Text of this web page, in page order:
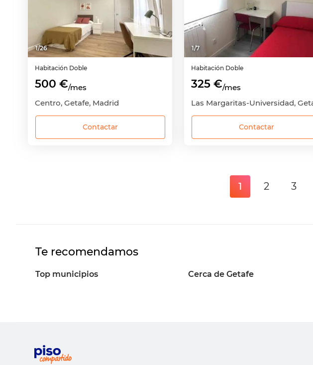
1/26
Habitación Doble
500 €/mes
Centro, Getafe, Madrid
Contactar
1/7
Habitación Doble
325 €/mes
Contactar
1 2 3
Te recomendamos
Top municipios Cerca de Getafe